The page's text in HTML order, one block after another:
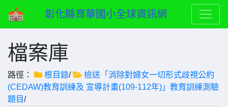
彰化縣育華國小全球資訊網
檔案庫
路徑： 根目錄/
檢送「消除對婦女一切形式歧視公約
(CEDAW)教育訓練及 宣導計畫(109-112年)」教育訓練測驗
題目/